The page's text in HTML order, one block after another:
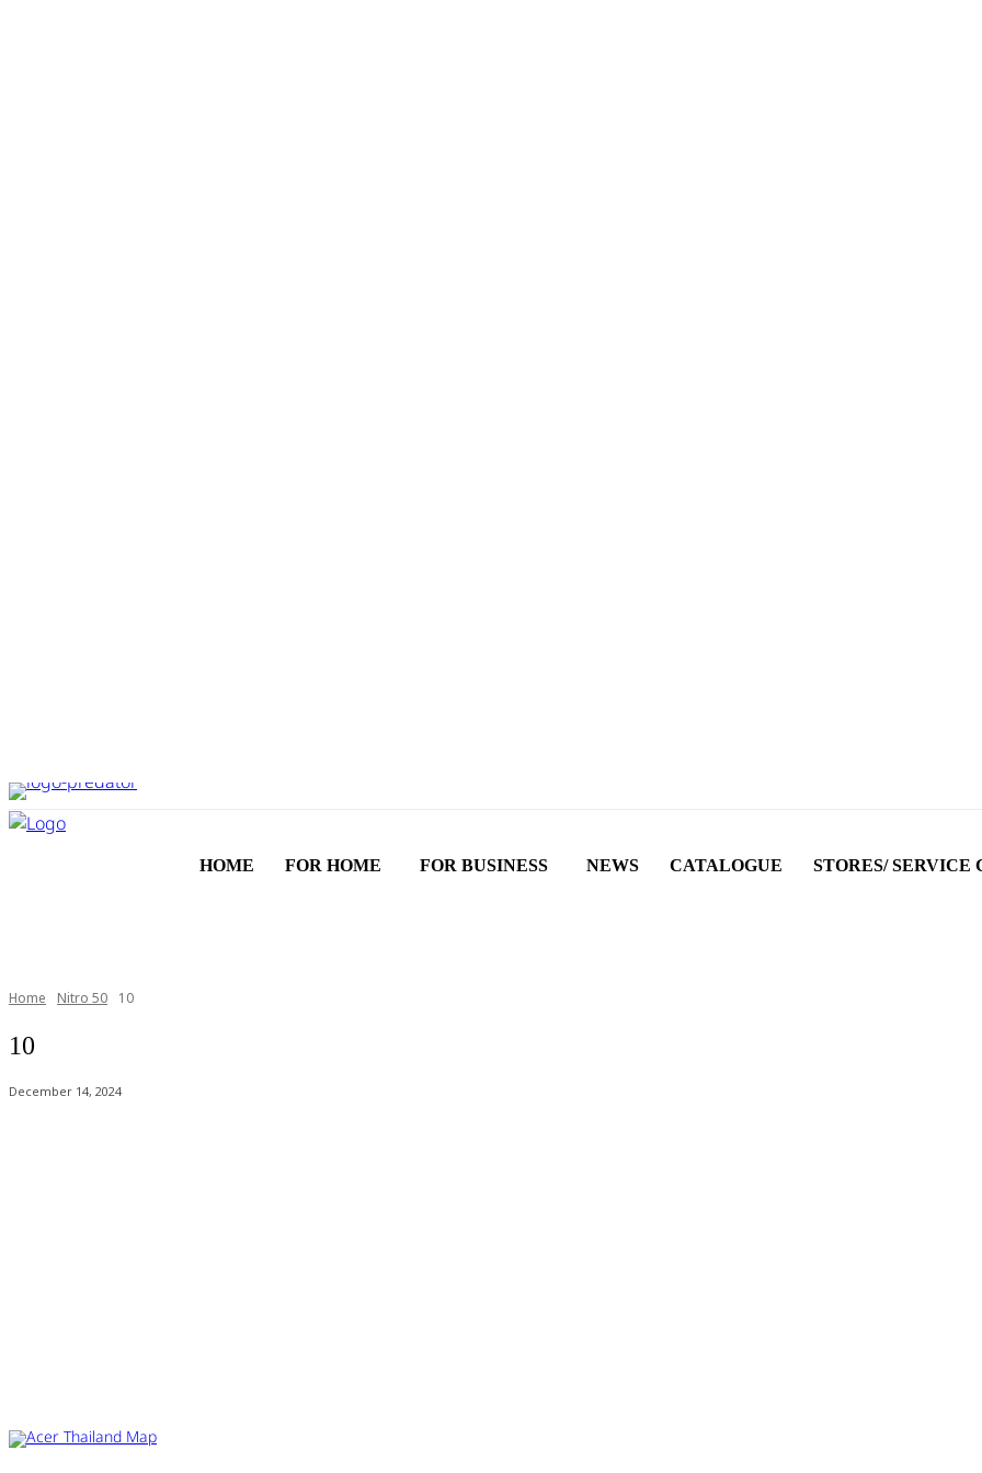
HOME FOR HOME FOR BUSINESS NEWS CATALOGUE STORES/ SERVICE
Home Nitro 50 10
10
December 14, 2024